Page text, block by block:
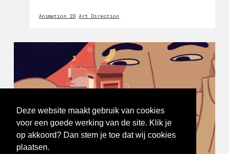
Deze website maakt gebruik van cookies
voor een goede werking van de site. Klik je
op akkoord? Dan stem je toe dat wij cookies
plaatsen.
automatisch te verdelen naar verbruikers
Animation 2D Art Direction